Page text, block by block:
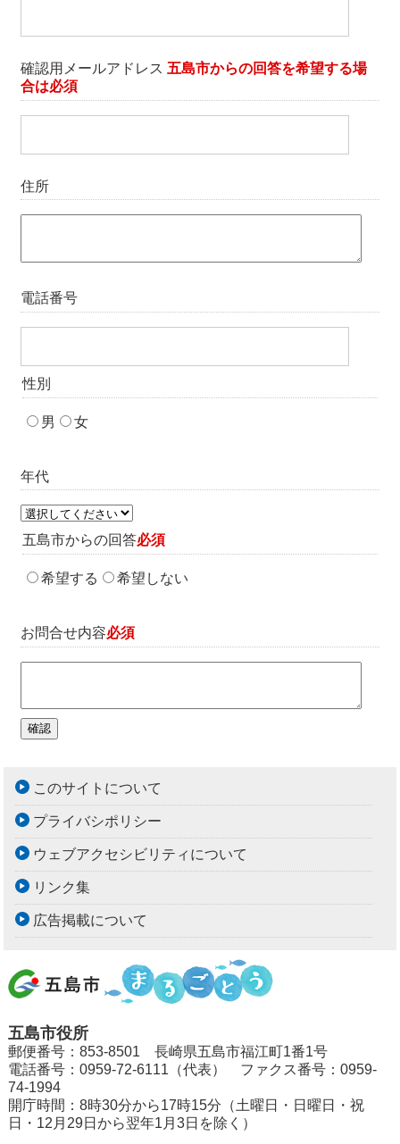
確認用メールアドレス 五島市からの回答を希望する場
合は必須
住所
電話番号
性別
男 女
年代
五島市からの回答必須
希望する 希望しない
お問合せ内容必須
このサイトについて
プライバシポリシー
ウェブアクセシビリティについて
リンク集
広告掲載について
五島市役所
郵便番号：853-8501 長崎県五島市福江町1番1号
電話番号：0959-72-6111（代表） ファクス番号：0959-
74-1994
開庁時間：8時30分から17時15分（土曜日・日曜日・祝
日・12月29日から翌年1月3日を除く）